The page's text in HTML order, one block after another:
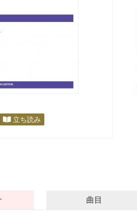
立ち読み
曲目